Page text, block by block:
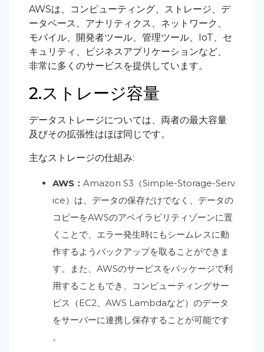
AWSは、コンピューティング、ストレージ、デ
ータベース、アナリティクス、ネットワーク、
モバイル、開発者ツール、管理ツール、IoT、セ
キュリティ、ビジネスアプリケーションなど、
非常に多くのサービスを提供しています。
2.ストレージ容量
データストレージについては、両者の最大容量
及びその拡張性はほぼ同じです。
主なストレージの仕組み:
AWS： Amazon S3（Simple-Storage-Serv
ice）は、データの保存だけでなく、データの
コピーをAWSのアベイラビリティゾーンに置
くことで、エラー発生時にもシームレスに動
作するようバックアップを取ることができま
す。また、AWSのサービスをパッケージで利
用することもでき、コンピューティングサー
ビス（EC2、AWS Lambdaなど）のデータ
をサーバーに連携し保存することが可能です
。